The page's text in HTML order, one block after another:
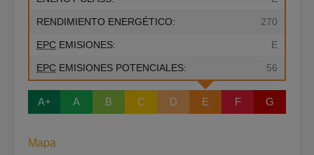
RENDIMIENTO ENERGÉTICO: 270
EPC EMISIONES: E
EPC EMISIONES POTENCIALES: 56
A+ A B C D E F G
Mapa